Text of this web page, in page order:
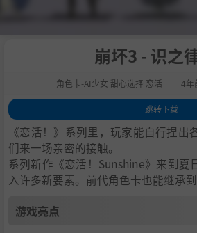
崩坏3 - 识之
角色卡-AI少女 甜心选择 恋活 4年
跳转下载
1.游戏亮点
2.人物卡一览
3.恋活sunshine角色卡MOD安装方法
4.下载地址
《恋活！》系列里，玩家能自行捏出
们来一场亲密的接触。
系列新作《恋活！Sunshine》来到夏
入许多新要素。前代角色卡也能继承到
游戏亮点